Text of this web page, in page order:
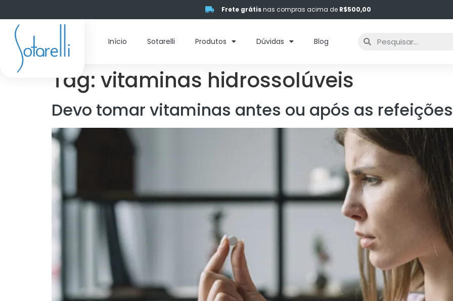
Frete grátisnas compras acima de R$500,00
Início Sotarelli Produtos Dúvidas Blog
Tag: vitaminas hidrossolúveis
Devo tomar vitaminas antes ou após as